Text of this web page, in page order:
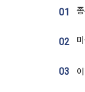
01
02
03